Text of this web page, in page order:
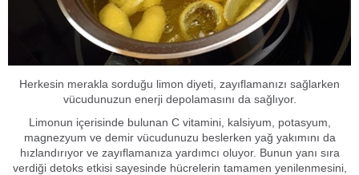
Herkesin merakla sorduğu limon diyeti, zayıflamanızı sağlarken
vücudunuzun enerji depolamasını da sağlıyor.
Limonun içerisinde bulunan C vitamini, kalsiyum, potasyum,
magnezyum ve demir vücudunuzu beslerken yağ yakımını da
hızlandırıyor ve zayıflamanıza yardımcı oluyor. Bunun yanı sıra
verdiği detoks etkisi sayesinde hücrelerin tamamen yenilenmesini,